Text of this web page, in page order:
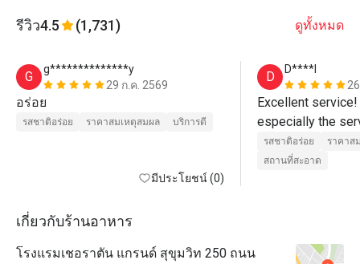
รีวิว4.5 (1,731) ดูทั้งหมด
G
g**************y
29 ก.ค. 2569
อร่อย
รสชาติอร่อย ราคาสมเหตุสมผล บริการดี
มีประโยชน์ (0)
D
D****l
Excellent
especially the
professional in
presentation.
รสชาติอร่อย
ราคาส
สถานที่สะอาด
เกี่ยวกับร้านอาหาร
โรงแรมเชอราตัน แกรนด์ สุขุมวิท 250 ถนน